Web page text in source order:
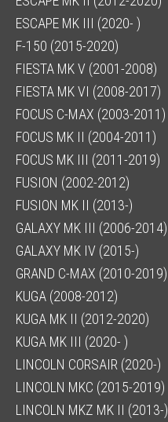
ESCAPE MK III (2020- )
F-150 (2015-2020)
FIESTA MK V (2001-2008)
FIESTA MK VI (2008-2017)
FOCUS C-MAX (2003-2011)
FOCUS MK II (2004-2011)
FOCUS MK III (2011-2019)
FUSION (2002-2012)
FUSION MK II (2013-)
GALAXY MK III (2006-2014)
GALAXY MK IV (2015-)
GRAND C-MAX (2010-2019)
KUGA (2008-2012)
KUGA MK II (2012-2020)
KUGA MK III (2020- )
LINCOLN CORSAIR (2020-)
LINCOLN MKC (2015-2019)
LINCOLN MKZ MK II (2013-)